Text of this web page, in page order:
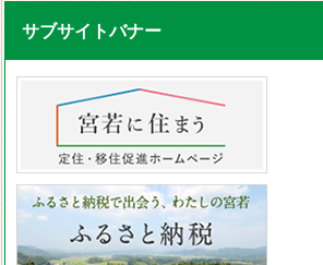
サブサイトバナー